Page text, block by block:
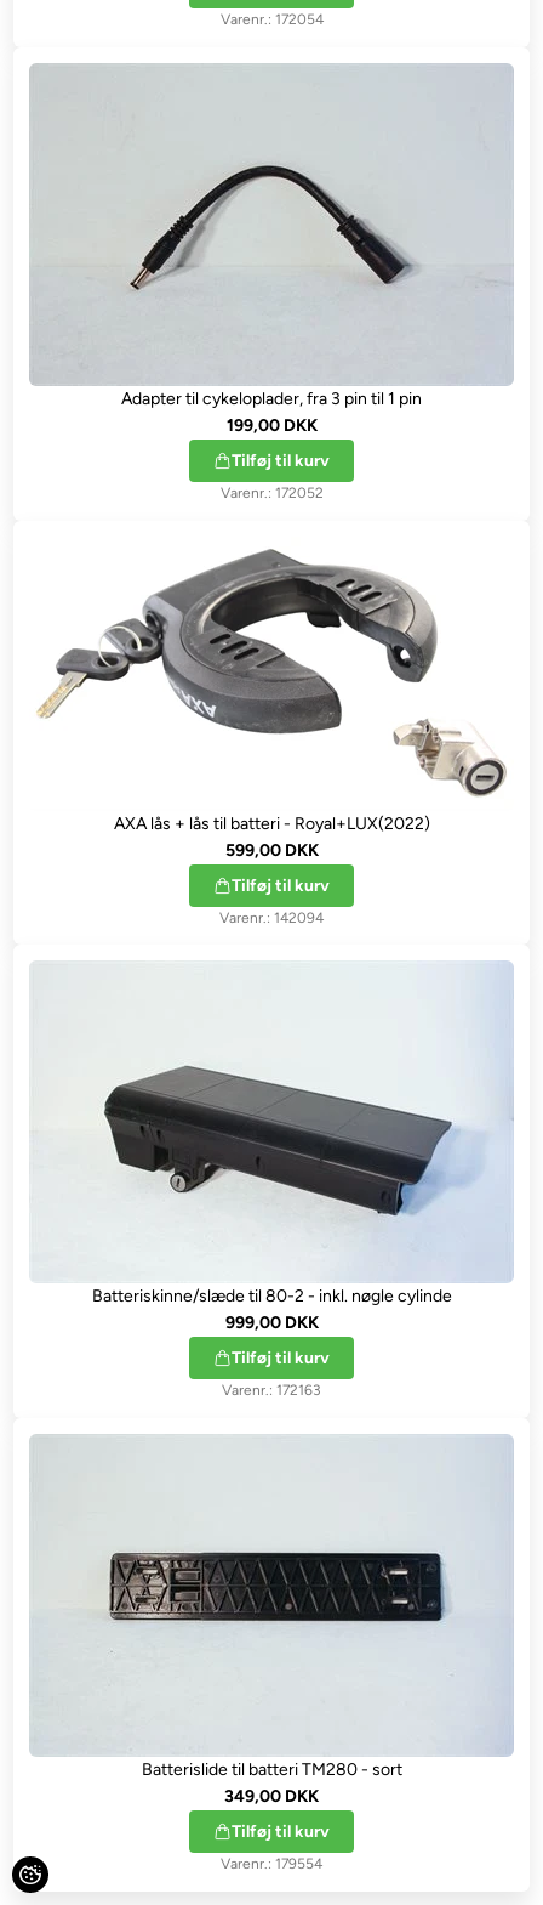
172054
Adapter til cykeloplader, fra 3 pin til 1 pin
199,00 DKK
Tilføj til kurv
172052
AXA lås + lås til batteri - Royal+LUX(2022)
599,00 DKK
Tilføj til kurv
142094
Batteriskinne/slæde til 80-2 - inkl. nøgle cylinde
999,00 DKK
Tilføj til kurv
172163
Batterislide til batteri TM280 - sort
349,00 DKK
Tilføj til kurv
179554